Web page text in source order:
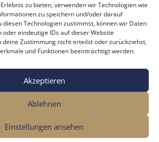
zu bieten, verwenden wir Technologien wie
zu speichern und/oder darauf
diesen Technologien zustimmst, können wir Daten
oder eindeutige IDs auf dieser Website
deine Zustimmung nicht erteilst oder zurückziehst,
und Funktionen beeinträchtigt werden.
Akzeptieren
Ablehnen
Einstellungen ansehen
Impressum
Datenschutzerklärung
AGB
Cookie-Richtlinie (EU)
© 2026 NoISE Academy
Designed by